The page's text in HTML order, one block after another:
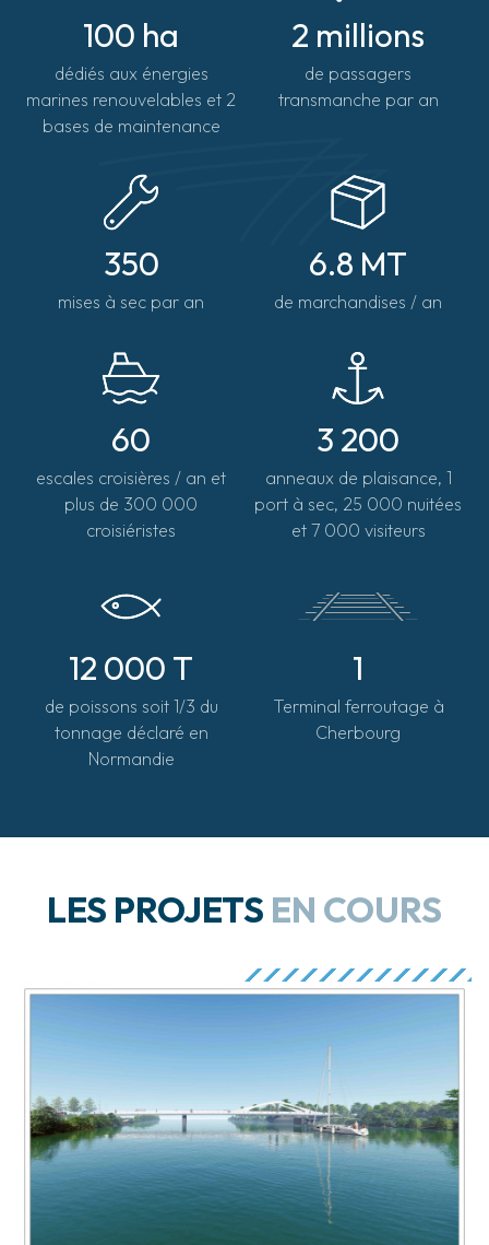
100 ha
dédiés aux énergies
marines renouvelables et 2
bases de maintenance
2 millions
de passagers
transmanche par an
350
mises à sec par an
6.8 MT
de marchandises / an
60
escales croisières / an et
plus de 300 000
croisiéristes
3 200
anneaux de plaisance, 1
port à sec, 25 000 nuitées
et 7 000 visiteurs
12 000 T
de poissons soit 1/3 du
tonnage déclaré en
Normandie
1
Terminal ferroutage à
Cherbourg
LES PROJETS EN COURS